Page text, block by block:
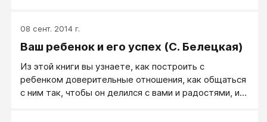
08 сент. 2014 г.
Ваш ребенок и его успех (С. Белецкая)
Из этой книги вы узнаете, как построить с
ребенком доверительные отношения, как общаться
с ним так, чтобы он делился с вами и радостями, и